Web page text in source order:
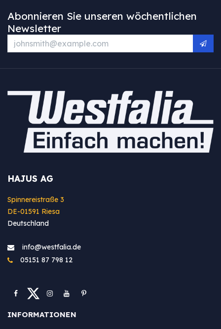
Abonnieren Sie unseren wöchentlichen
Newsletter
HAJUS AG
Spinnereistraße 3
DE-01591 Riesa
Deutschland
info@westfa​lia.de
05151 87 798 12
INFORMATIONEN